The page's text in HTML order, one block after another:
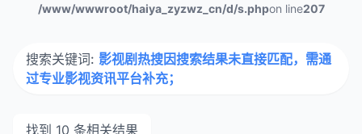
/www/wwwroot/haiya_zyzwz_cn/d/s.phpon line207
搜索关键词: 影视剧热搜因搜索结果未直接匹配，需通
过专业影视资讯平台补充；
找到 10 条相关结果